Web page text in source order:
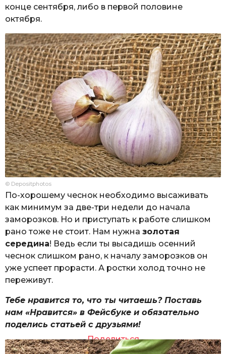
конце сентября, либо в первой половине
октября.
© Depositphotos
По-хорошему чеснок необходимо высаживать
как минимум за две-три недели до начала
заморозков. Но и приступать к работе слишком
рано тоже не стоит. Нам нужна золотая
середина! Ведь если ты высадишь осенний
чеснок слишком рано, к началу заморозков он
уже успеет прорасти. А ростки холод точно не
переживут.
Тебе нравится то, что ты читаешь? Поставь
нам «Нравится» в Фейсбуке и обязательно
поделись статьей с друзьями!
Поделиться